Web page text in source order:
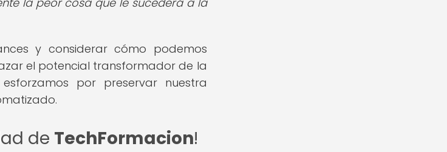
y considerar cómo podemos
el potencial transformador de la
por preservar nuestra
de TechFormacion!